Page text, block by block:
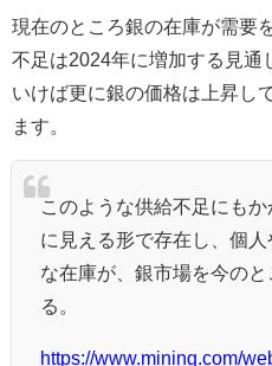
現在のところ銀の在庫が需要
不足は2024年に増加する見通
いけば更に銀の価格は上昇し
ます。
このような供給不足にも
に見える形で存在し、個
な在庫が、銀市場を今の
る。
https://www.mining.com/